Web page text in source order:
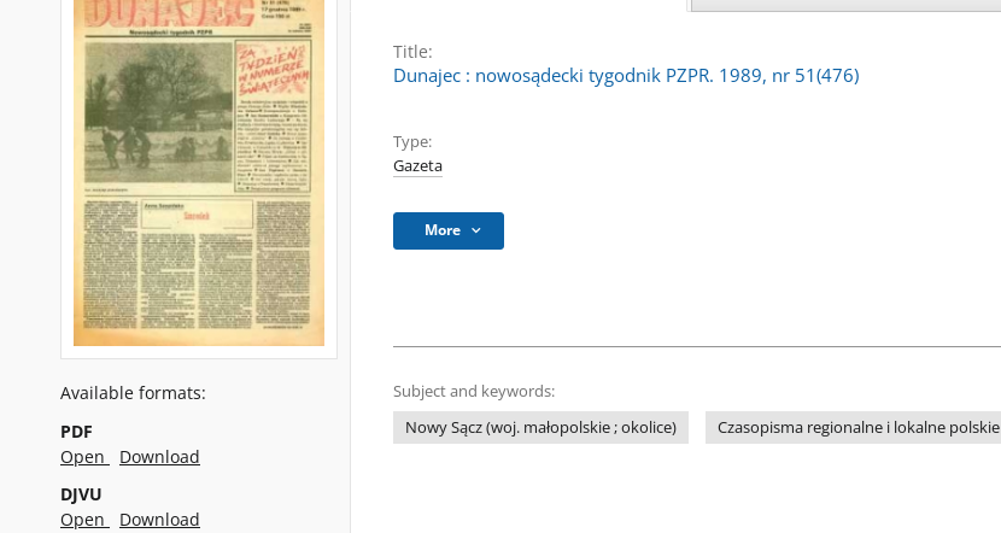
Available formats:
PDF
Open
Download
DJVU
Open
Download
Title:
Dunajec : nowosądecki tygodnik PZPR. 1989, nr 51(476)
Type:
Gazeta
More
Subject and keywords:
Nowy Sącz (woj. małopolskie ; okolice)
Czasopisma regionalne i lokalne polskie